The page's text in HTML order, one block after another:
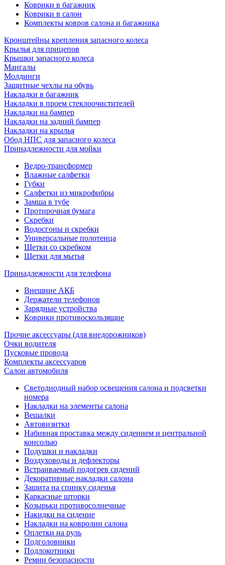
Коврики в багажник
Коврики в салон
Комплекты ковров салона и багажника
Кронштейны крепления запасного колеса
Крылья для прицепов
Крышки запасного колеса
Мангалы
Молдинги
Защитные чехлы на обувь
Накладки в багажник
Накладки в проем стеклоочистителей
Накладки на бампер
Накладки на задний бампер
Накладки на крылья
Обод НПС для запасного колеса
Принадлежности для мойки
Ведро-трансформер
Влажные салфетки
Губки
Салфетки из микрофибры
Замша в тубе
Протирочная бумага
Скребки
Водосгоны и скребки
Универсальные полотенца
Щетки со скребком
Щетки для мытья
Принадлежности для телефона
Внешние АКБ
Держатели телефонов
Зарядные устройства
Коврики противоскользящие
Прочие аксессуары (для внедорожников)
Очки водителя
Пусковые провода
Комплекты аксессуаров
Салон автомобиля
Светодиодный набор освещения салона и подсветки
номера
Накладки на элементы салона
Вешалки
Автовизитки
Набивная проставка между сидением и центральной
консолью
Подушки и накладки
Воздуховоды и дефлекторы
Встраиваемый подогрев сидений
Декоративные накладки салона
Защита на спинку сиденья
Каркасные шторки
Козырьки противосолнечные
Накидки на сидение
Накладки на ковролин салона
Оплетки на руль
Подголовники
Подлокотники
Ремни безопасности